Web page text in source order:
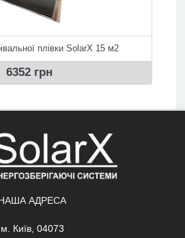
плівки SolarX 15 м2
6352 грн
АДРЕСА
м. Київ, 04073